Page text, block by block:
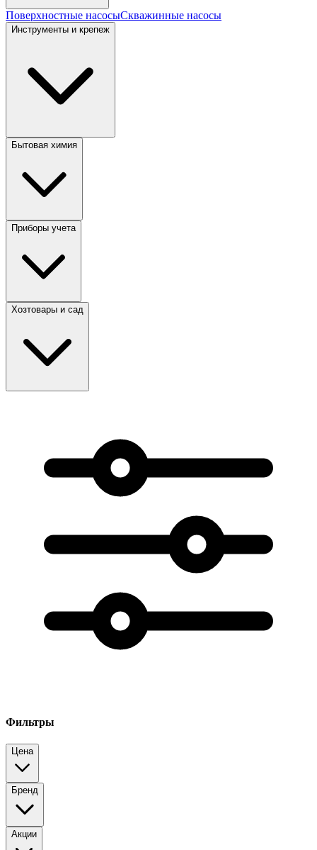
Поверхностные насосыСкважинные насосы
Инструменты и крепеж
Бытовая химия
Приборы учета
Хозтовары и сад
Фильтры
Цена
Бренд
Акции